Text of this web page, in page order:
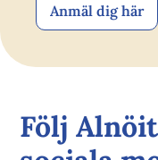
Anmäl dig här
Följ